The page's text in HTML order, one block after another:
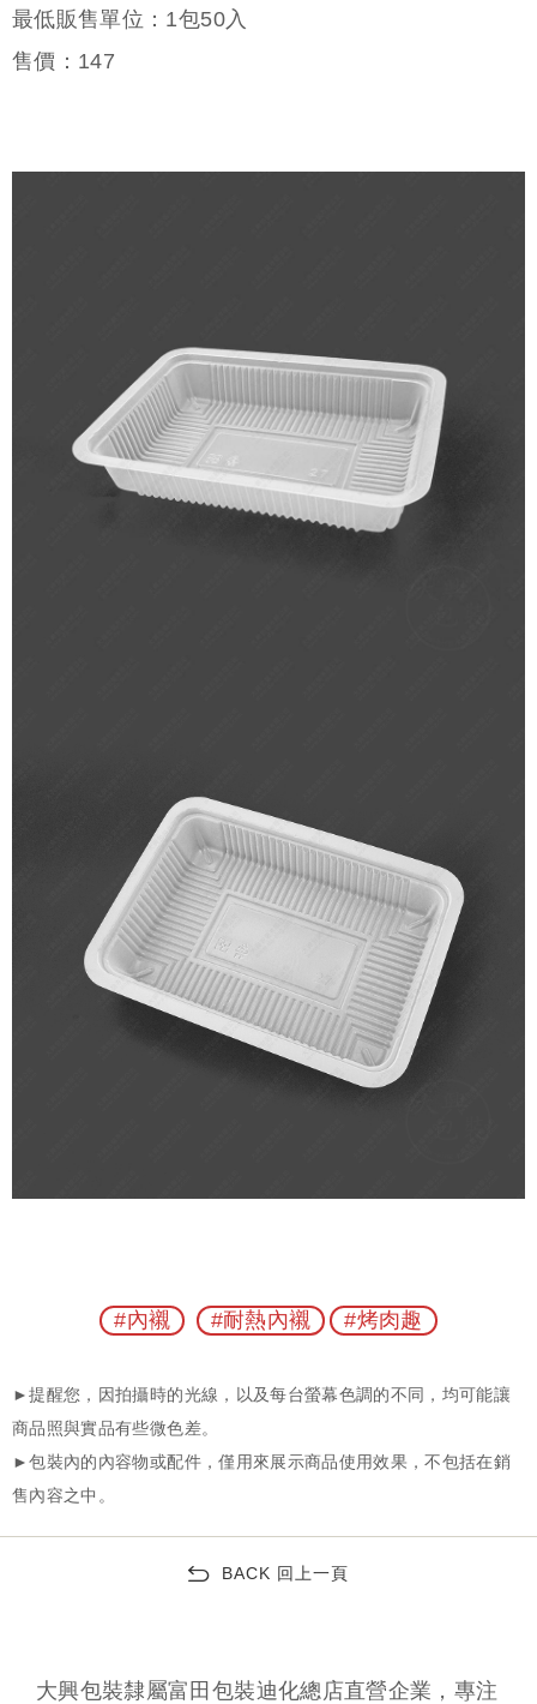
最低販售單位：1包50入
售價： 147
#內襯 #耐熱內襯 #烤肉趣
BACK 回上一頁
大興包裝隸屬富田包裝迪化總店直營企業，專注